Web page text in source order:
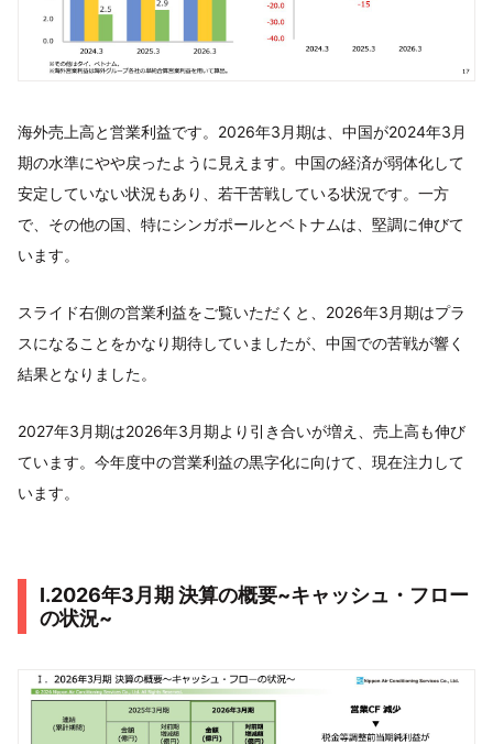
海外売上高と営業利益です。2026年3月期は、中国が2024年3月
期の水準にやや戻ったように見えます。中国の経済が弱体化して
安定していない状況もあり、若干苦戦している状況です。一方
で、その他の国、特にシンガポールとベトナムは、堅調に伸びて
います。
スライド右側の営業利益をご覧いただくと、2026年3月期はプラ
スになることをかなり期待していましたが、中国での苦戦が響く
結果となりました。
2027年3月期は2026年3月期より引き合いが増え、売上高も伸び
ています。今年度中の営業利益の黒字化に向けて、現在注力して
います。
I.2026年3月期 決算の概要~キャッシュ・フロー
の状況~